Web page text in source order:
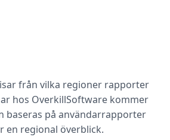
från vilka regioner rapporter
hos OverkillSoftware kommer
baseras på användarrapporter
en regional överblick.